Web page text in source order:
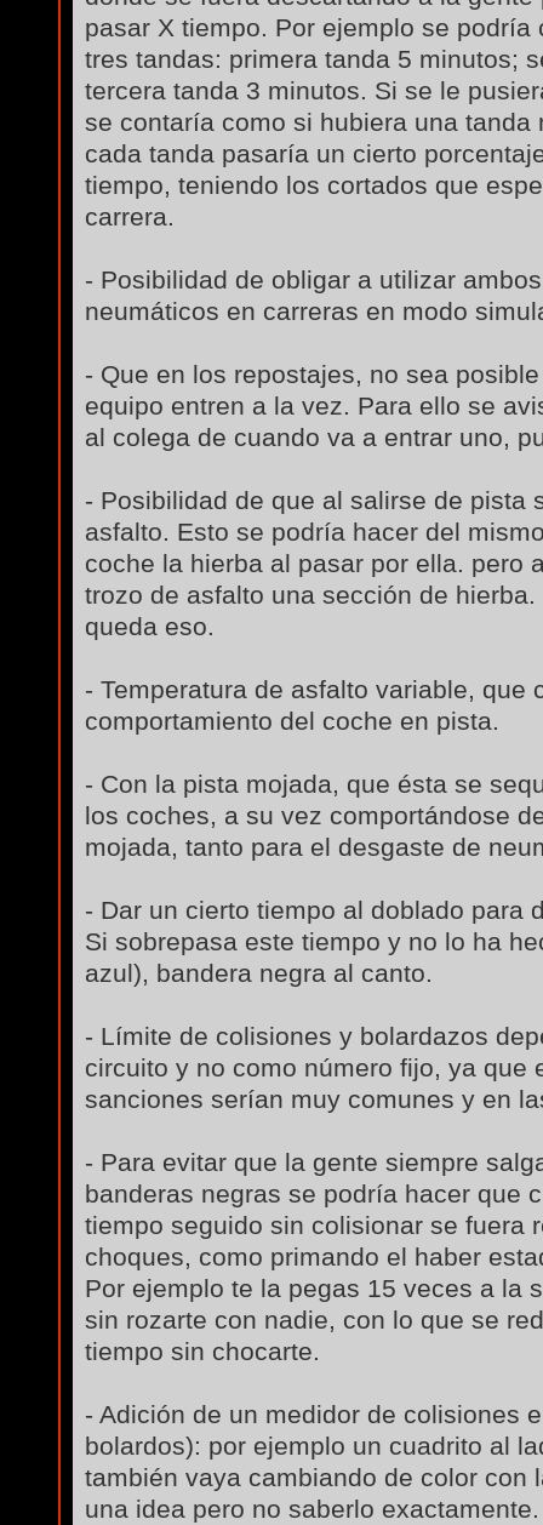
pasar X tiempo. Por ejemplo se podría
tres tandas: primera tanda 5 minutos;
tercera tanda 3 minutos. Si se le
se contaría como si hubiera una tanda
cada tanda pasaría un cierto
tiempo, teniendo los cortados que
carrera.
- Posibilidad de obligar a utilizar
neumáticos en carreras en modo
- Que en los repostajes, no sea
equipo entren a la vez. Para ello se
al colega de cuando va a entrar uno,
- Posibilidad de que al salirse de pista
asfalto. Esto se podría hacer del
coche la hierba al pasar por ella. pero
trozo de asfalto una sección de
queda eso.
- Temperatura de asfalto variable, que
comportamiento del coche en pista.
- Con la pista mojada, que ésta se
los coches, a su vez comportándose
mojada, tanto para el desgaste de
- Dar un cierto tiempo al doblado para
Si sobrepasa este tiempo y no lo ha
azul), bandera negra al canto.
- Límite de colisiones y bolardazos
circuito y no como número fijo, ya que
sanciones serían muy comunes y en
- Para evitar que la gente siempre
banderas negras se podría hacer que
tiempo seguido sin colisionar se fuera
choques, como primando el haber
Por ejemplo te la pegas 15 veces a la
sin rozarte con nadie, con lo que se
tiempo sin chocarte.
- Adición de un medidor de colisiones
bolardos): por ejemplo un cuadrito al
también vaya cambiando de color con
una idea pero no saberlo exactamente.